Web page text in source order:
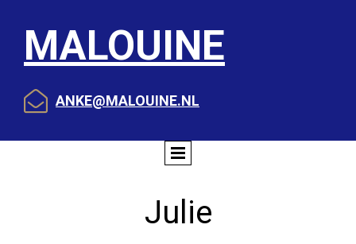
MALOUINE
 ANKE@MALOUINE.NL
Julie